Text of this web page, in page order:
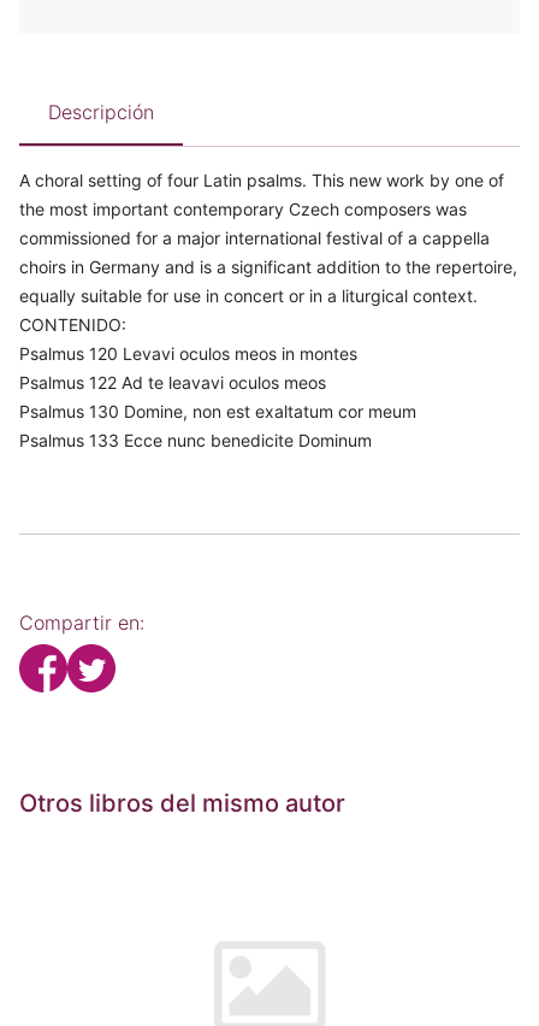
Descripción
A choral setting of four Latin psalms. This new work by one of
the most important contemporary Czech composers was
commissioned for a major international festival of a cappella
choirs in Germany and is a significant addition to the repertoire,
equally suitable for use in concert or in a liturgical context.
CONTENIDO:
Psalmus 120 Levavi oculos meos in montes
Psalmus 122 Ad te leavavi oculos meos
Psalmus 130 Domine, non est exaltatum cor meum
Psalmus 133 Ecce nunc benedicite Dominum
Compartir en:
Otros libros del mismo autor